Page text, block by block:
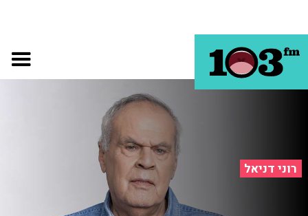
רוני דניאל